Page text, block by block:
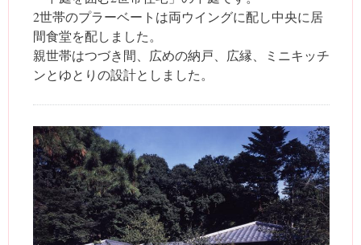
2世帯のプラーベートは両ウイングに配し中央に居
間食堂を配しました。
親世帯はつづき間、広めの納戸、広縁、ミニキッチ
ンとゆとりの設計としました。